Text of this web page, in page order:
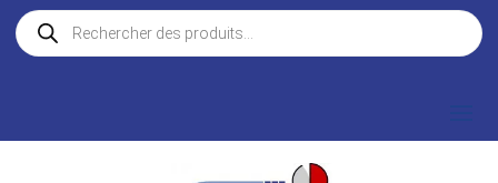
Recherche
de
produits